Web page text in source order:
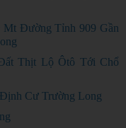
Đường Tỉnh 909 Gần
Thịt Lộ Ôtô Tới Chổ
Cư Trường Long